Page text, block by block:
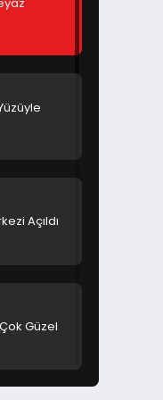
Açtı
Açıldı
Güzel